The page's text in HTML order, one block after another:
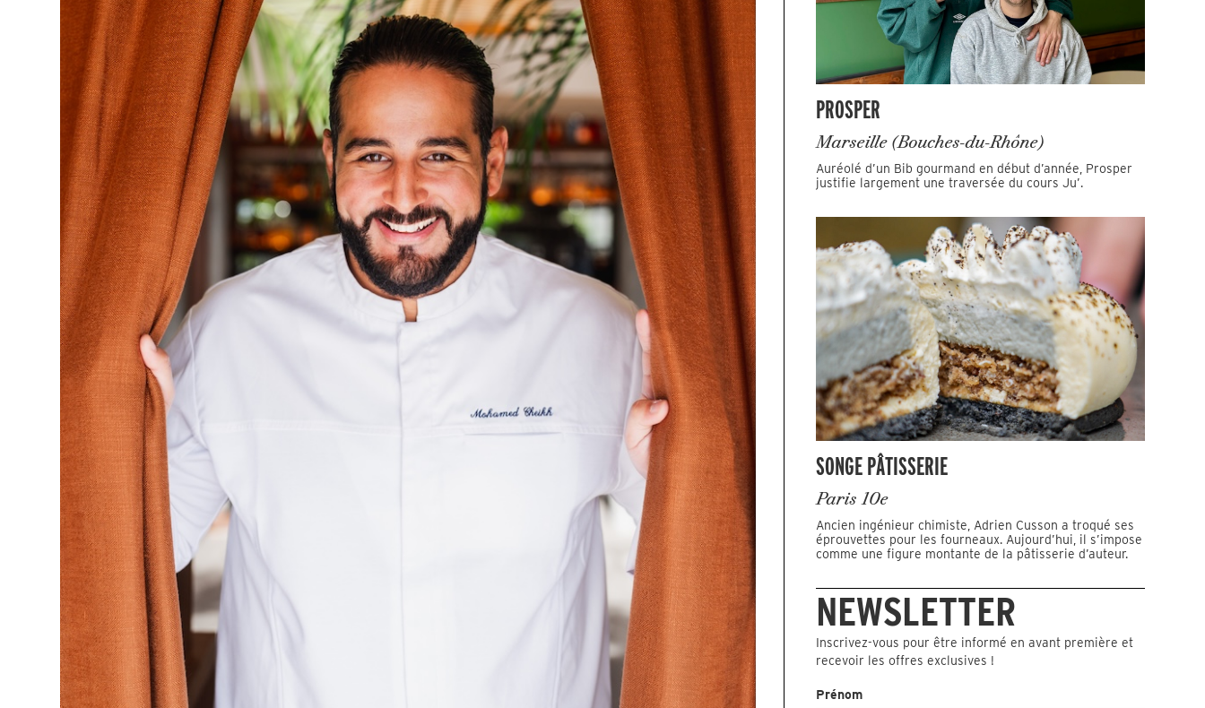
PROSPER
Marseille (Bouches-du-Rhône)
Auréolé d’un Bib gourmand en début d’année, Prosper
justifie largement une traversée du cours Ju’.
SONGE PÂTISSERIE
Paris 10e
Ancien ingénieur chimiste, Adrien Cusson a troqué ses
éprouvettes pour les fourneaux. Aujourd’hui, il s’impose
comme une figure montante de la pâtisserie d’auteur.
NEWSLETTER
Inscrivez-vous pour être informé en avant première et
recevoir les offres exclusives !
Prénom